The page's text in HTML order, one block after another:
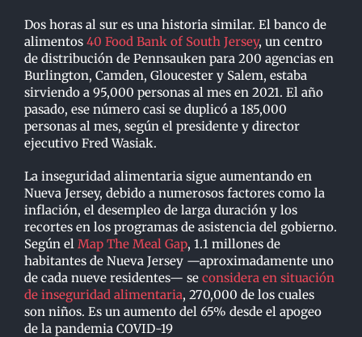
Dos horas al sur es una historia similar. El banco de
alimentos 40 Food Bank of South Jersey, un centro
de distribución de Pennsauken para 200 agencias en
Burlington, Camden, Gloucester y Salem, estaba
sirviendo a 95,000 personas al mes en 2021. El año
pasado, ese número casi se duplicó a 185,000
personas al mes, según el presidente y director
ejecutivo Fred Wasiak.
La inseguridad alimentaria sigue aumentando en
Nueva Jersey, debido a numerosos factores como la
inflación, el desempleo de larga duración y los
recortes en los programas de asistencia del gobierno.
Según el Map The Meal Gap, 1.1 millones de
habitantes de Nueva Jersey —aproximadamente uno
de cada nueve residentes— se considera en situación
de inseguridad alimentaria, 270,000 de los cuales
son niños. Es un aumento del 65% desde el apogeo
de la pandemia COVID-19